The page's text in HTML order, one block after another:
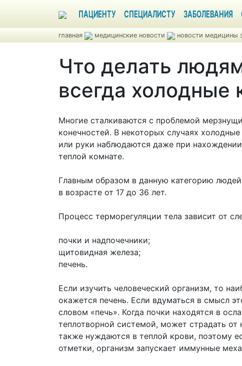
ПАЦИЕНТУ СПЕЦИАЛИСТУ ЗАБОЛЕВАНИЯ
главная медицинские новости новости медицины
Что делать
всегда холодные
Многие сталкиваются с проблемой
конечностей. В некоторых случаях холодные
или руки наблюдаются даже при
теплой комнате.
Главным образом в данную категорию
в возрасте от 17 до 36 лет.
Процесс терморегуляции тела зависит от
почки и надпочечники;
щитовидная железа;
печень.
Если изучить человеческий организм, то
окажется печень. Если вдуматься в смысл
словом «печь». Когда почки находятся в
теплотворной системой, может страдать
также нуждаются в теплой крови, поэтому
отметки, организм запускает иммунные